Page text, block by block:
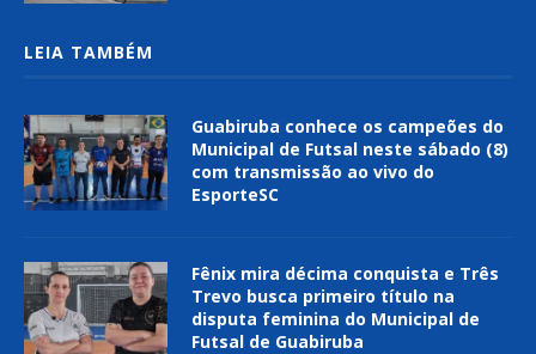
LEIA TAMBÉM
Guabiruba conhece os campeões do
Municipal de Futsal neste sábado (8)
com transmissão ao vivo do
EsporteSC
Fênix mira décima conquista e Três
Trevo busca primeiro título na
disputa feminina do Municipal de
Futsal de Guabiruba